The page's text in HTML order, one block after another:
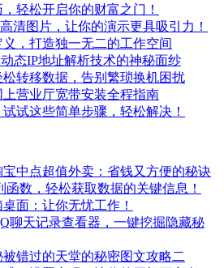
轻松开启你的财富之门！
清图片，让你的演示更具吸引力！
，打造独一无二的工作空间
态IP地址解析技术的神秘面纱
转移数据，告别繁琐换机困扰
营业厅宽带安装全程指南
试这些简单步骤，轻松解决！
中点超值外卖：省钱又方便的秘诀
函数，轻松获取数据的关键信息！
面：让你无忧工作！
聊天记录查看器，一键挖掘隐藏秘
错过的天堂的秘密图文攻略二